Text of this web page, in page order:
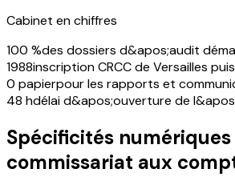
Cabinet en chiffres
100 %des dossiers d&apos;audit
1988inscription CRCC de Versailles
0 papierpour les rapports et
48 hdélai d&apos;ouverture de
Spécificités numériques
commissariat aux